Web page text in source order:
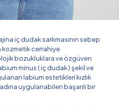
iç dudak sarkmasının sebep
cerrahiye
bozukluklara ve özgüven
minus ( iç dudak ) şekil ve
labium estetikleri kızlık
uygulanabilen başarılı bir